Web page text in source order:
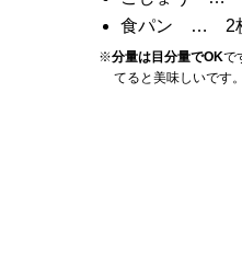
食パン … 2
※分量は目分量でOKで
てると美味しいです。